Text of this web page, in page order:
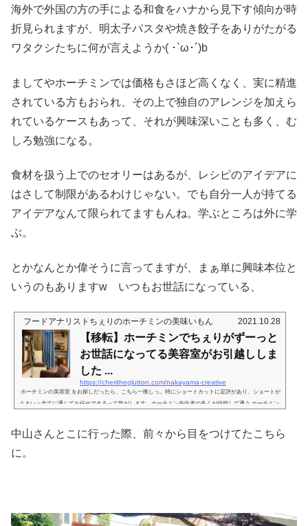
海外で外国の方の手による和食をハナから見下す傾向が時
折見られますが、明太子パスタや焼き餃子をありがたがる
ワタクシたちに何が言えようか( ･`ω･´)b
ましてやホーチミンでは価格もさほど高くなく、実に精進
されている方もおられ、その上で独自のアレンジを加えら
れているケースもあって、それが興味深いことも多く、む
しろ勉強になる。
食材を扱う上でのセオリーはあるが、レシピのアイデアに
はさして制限があるわけじゃない。でも自分一人が持てる
アイデアなんて限られてますもんね。学ぶところは外に学
ぶ。
とかなんとか偉そうに言ってますが、まぁ単に興味本位と
いうのもありますw いつもお世話になっている、
フードアナリストちぇりのホーチミンの美味いもん 2021.10.28
【移転】ホーチミンでちぇりがずーっと
お世話になってる美容室がお引越ししま
した ...
https://cheritheglutton.com/nakayama-creative
ホーチミンの美容室 をお探しだったら、こちら一推しっ。特にショートカットに定評があり、ショートが
うまい＝全てに通じてお任せできるって気がします。ホーチミン在住者の多くが信頼して通う ホーチミン
されましたので以下の記事をご参照ください。Arms Nakayamaさんが新装移転しました！→以下前半は急
店舗の詳細になります2018年６月このブログの読者さんたちは、皆さんご存知。このブログを初めて見に
来たと言う方にも、ぜひ見て...
中山さんとこに行った際、前々から目をつけてたこちら
に。